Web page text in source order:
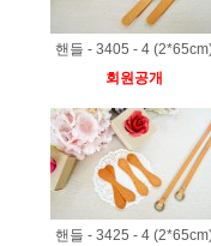
핸들 - 3405 - 4
회원공개
핸들 - 3425 - 4